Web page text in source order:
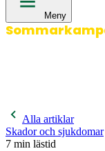
Meny
Alla artiklar
Skador och sjukdomar
7 min lästid